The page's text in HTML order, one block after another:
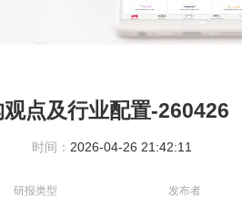
点及行业配置-260426
时间： 2026-04-26 21:42:11
研报类型 发布者